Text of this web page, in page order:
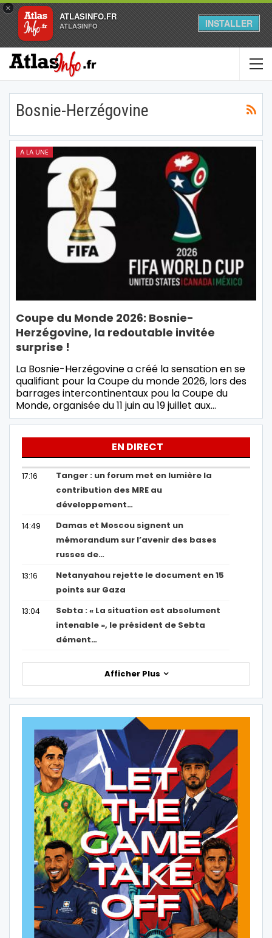
×
ATLASINFO.FR
ATLASINFO INSTALLER
Bosnie-Herzégovine
A LA UNE
Coupe du Monde 2026: Bosnie-
Herzégovine, la redoutable invitée
surprise !
La Bosnie-Herzégovine a créé la sensation en se
qualifiant pour la Coupe du monde 2026, lors des
barrages intercontinentaux pou la Coupe du
Monde, organisée du 11 juin au 19 juillet aux…
EN DIRECT
17:16
Tanger : un forum met en lumière la
contribution des MRE au
développement…
14:49
Damas et Moscou signent un
mémorandum sur l’avenir des bases
russes de…
13:16
Netanyahou rejette le document en 15
points sur Gaza
13:04
Sebta : « La situation est absolument
intenable », le président de Sebta
dément…
Afficher Plus